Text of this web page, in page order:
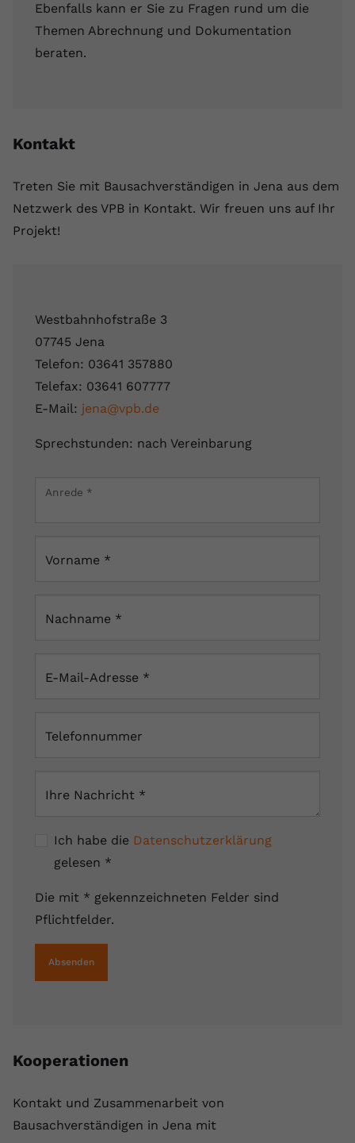
Ebenfalls kann er Sie zu Fragen rund um die
Themen Abrechnung und Dokumentation
beraten.
Kontakt
Treten Sie mit Bausachverständigen in Jena aus dem
Netzwerk des VPB in Kontakt. Wir freuen uns auf Ihr
Projekt!
Westbahnhofstraße 3
07745 Jena
Telefon: 03641 357880
Telefax: 03641 607777
E-Mail: jena@vpb.de
Sprechstunden: nach Vereinbarung
Westbahnhofstraße 3, 07745 Jena, Deutschland
Anrede *
Vorname *
Nachname *
E-Mail-Adresse *
Telefonnummer
Ihre Nachricht *
Ich habe die Datenschutzerklärung
gelesen *
Die mit * gekennzeichneten Felder sind
Pflichtfelder.
Absenden
Kooperationen
Kontakt und Zusammenarbeit von
Bausachverständigen in Jena mit